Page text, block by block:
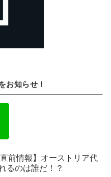
お知らせ！
直前情報】オーストリア代
るのは誰だ！？